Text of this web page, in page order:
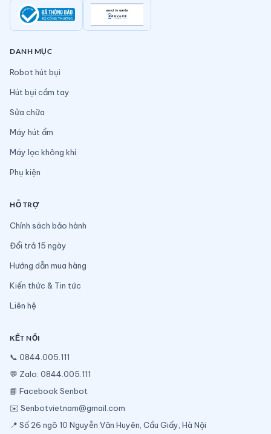
DANH MỤC
Robot hút bụi
Hút bụi cầm tay
Sửa chữa
Máy hút ẩm
Máy lọc không khí
Phụ kiện
HỖ TRỢ
Chính sách bảo hành
Đổi trả 15 ngày
Hướng dẫn mua hàng
Kiến thức & Tin tức
Liên hệ
KẾT NỐI
📞 0844.005.111
💬 Zalo: 0844.005.111
📘 Facebook Senbot
✉️ Senbotvietnam@gmail.com
📍 Số 26 ngõ 10 Nguyễn Văn Huyên, Cầu Giấy, Hà Nội